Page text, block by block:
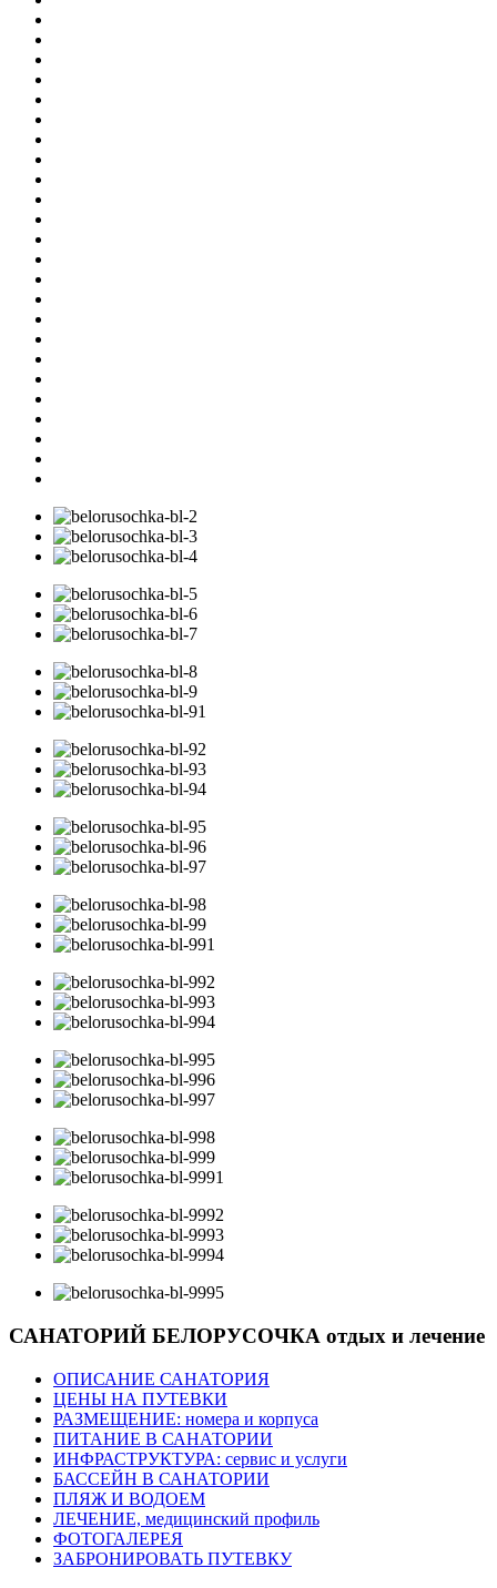
САНАТОРИЙ БЕЛОРУСОЧКА отдых и лечение
ОПИСАНИЕ САНАТОРИЯ
ЦЕНЫ НА ПУТЕВКИ
РАЗМЕЩЕНИЕ: номера и корпуса
ПИТАНИЕ В САНАТОРИИ
ИНФРАСТРУКТУРА: сервис и услуги
БАССЕЙН В САНАТОРИИ
ПЛЯЖ И ВОДОЕМ
ЛЕЧЕНИЕ, медицинский профиль
ФОТОГАЛЕРЕЯ
ЗАБРОНИРОВАТЬ ПУТЕВКУ